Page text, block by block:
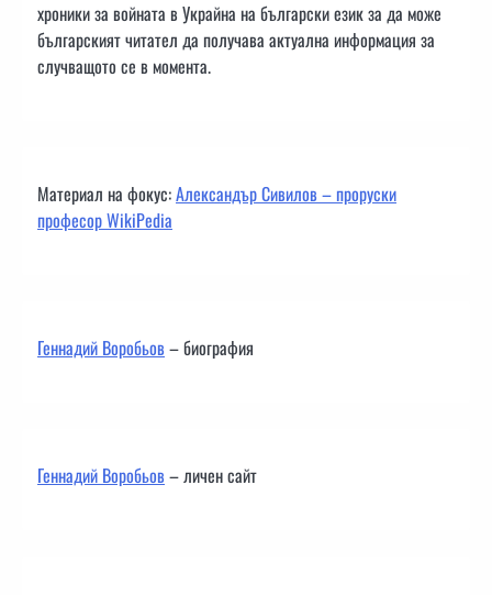
хроники за войната в Украйна на български език за да може
българският читател да получава актуална информация за
случващото се в момента.
Материал на фокус:Александър Сивилов – проруски
професор WikiPedia
Геннадий Воробьов– биография
Геннадий Воробьов– личен сайт